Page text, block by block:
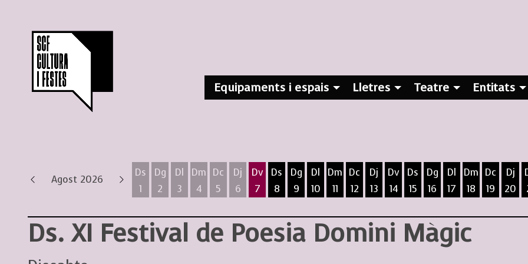
Equipaments i espais Lletres Teatre Entitats
Agost 2026
Ds
1
Dg
2
Dl
3
Dm
4
Dc
5
Dj
6
Dv
7
Ds
8
Dg
9
Dl
10
Dm
11
Dc
12
Dj
13
Dv
14
Ds
15
Dg
16
Dl
17
Dm
18
Dc
19
Dj
20
Ds. XI Festival de Poesia Domini Màgic